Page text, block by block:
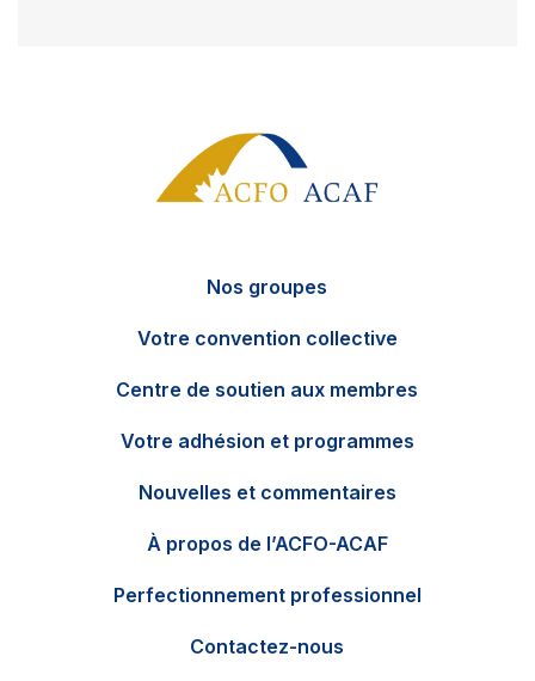
ENContactez-nous
Nos groupes
Votre convention collective
Centre de soutien aux membres
Votre adhésion et programmes
Nouvelles et commentaires
À propos de l’ACFO-ACAF
Perfectionnement professionnel
Contactez-nous